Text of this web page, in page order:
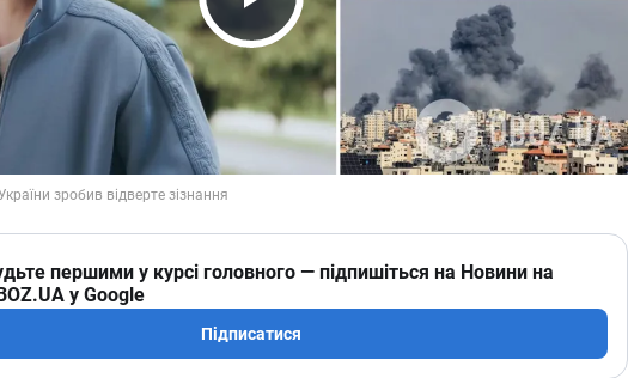
Play Video
першими у курсі головного — підпишіться на Новини на
у Google
Підписатися